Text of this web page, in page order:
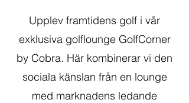
Upplev framtidens golf i vår
exklusiva golflounge GolfCorner
by Cobra. Här kombinerar vi den
sociala känslan från en lounge
med marknadens ledande